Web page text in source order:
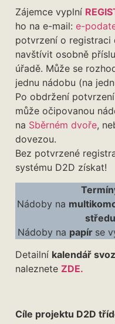
Zájemce vyplní
ho na e-mail: e-
potvrzení o registraci
navštívit osobně
úřadě. Může se
jednu nádobu (na
Po obdržení
může očipovanou
na Sběrném dvoře,
dovezou.
Bez potvrzené
systému D2D získat!
Nádoby na
středu
Nádoby na papír se
Detailní kalendář
naleznete ZDE.
Cíle projektu D2D